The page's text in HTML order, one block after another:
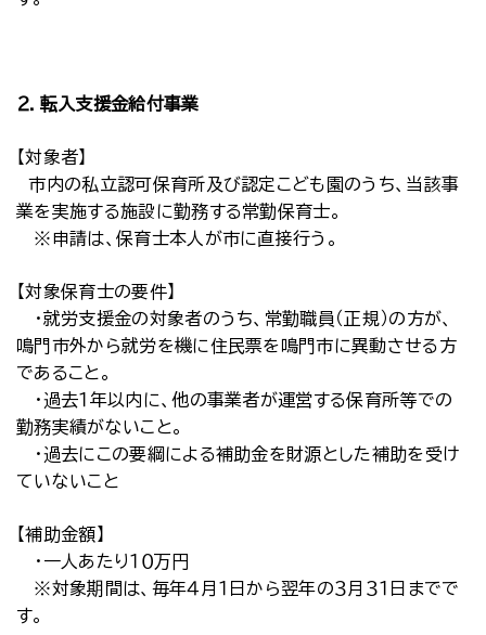
２．転入支援金給付事業
【対象者】
市内の私立認可保育所及び認定こども園のうち、当該事
業を実施する施設に勤務する常勤保育士。
※申請は、保育士本人が市に直接行う。
【対象保育士の要件】
・就労支援金の対象者のうち、常勤職員（正規）の方が、
鳴門市外から就労を機に住民票を鳴門市に異動させる方
であること。
・過去１年以内に、他の事業者が運営する保育所等での
勤務実績がないこと。
・過去にこの要綱による補助金を財源とした補助を受け
ていないこと
【補助金額】
・一人あたり１０万円
※対象期間は、毎年４月１日から翌年の３月３１日までで
す。